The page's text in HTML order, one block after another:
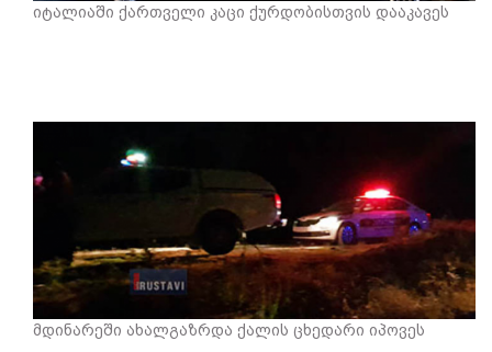
იტალიაში ქართველი კაცი ქურდობისთვის დააკავეს
მდინარეში ახალგაზრდა ქალის ცხედარი იპოვეს